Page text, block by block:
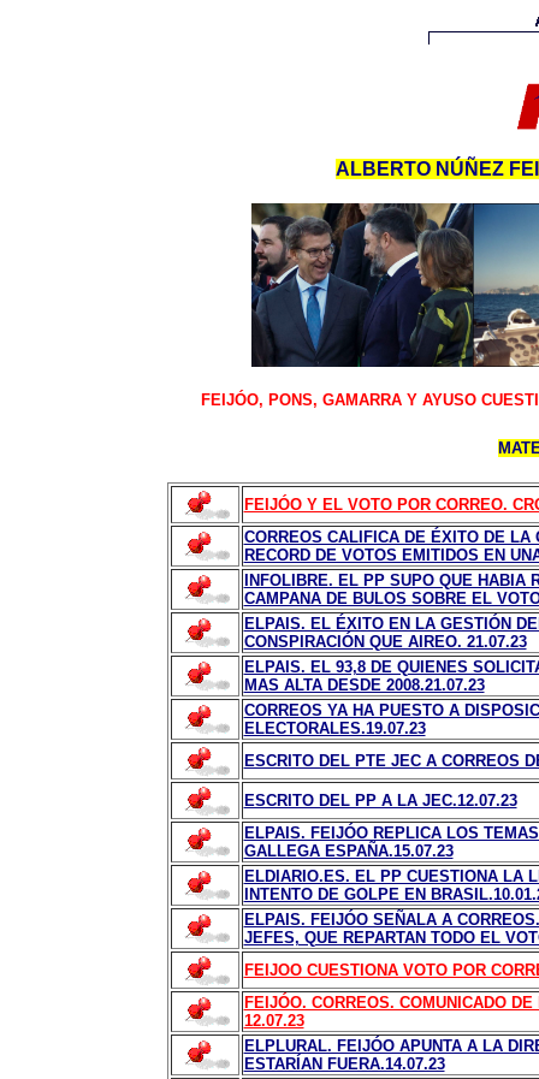
ALBERTO NÚÑEZ
FEIJÓO, PONS, GAMARRA Y AYUSO
FEIJÓO Y EL VOTO POR CORREO.
CORREOS CALIFICA DE ÉXITO DE LA
RECORD DE VOTOS EMITIDOS EN
INFOLIBRE. EL PP SUPO QUE HABIA
CAMPANA DE BULOS SOBRE EL
ELPAIS. EL ÉXITO EN LA GESTIÓN
CONSPIRACIÓN QUE AIREO. 21.07.23
ELPAIS. EL 93,8 DE QUIENES
MAS ALTA DESDE 2008.21.07.23
CORREOS YA HA PUESTO A
ELECTORALES.19.07.23
ESCRITO DEL PTE JEC A CORREOS
ESCRITO DEL PP A LA JEC.12.07.23
ELPAIS. FEIJÓO REPLICA LOS
GALLEGA ESPAÑA.15.07.23
ELDIARIO.ES. EL PP CUESTIONA LA
INTENTO DE GOLPE EN
ELPAIS. FEIJÓO SEÑALA A
JEFES, QUE REPARTAN TODO EL
FEIJOO CUESTIONA VOTO POR
FEIJÓO. CORREOS. COMUNICADO
12.07.23
ELPLURAL. FEIJÓO APUNTA A LA
ESTARÍAN FUERA.14.07.23